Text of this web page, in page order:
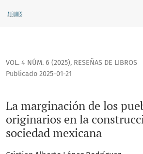
La marginación de los pueblos
VOL. 4 NÚM. 6 (2025), RESEÑAS DE LIBROS
La marginación de los
originarios en la
sociedad mexicana
Publicado 2025-01-21